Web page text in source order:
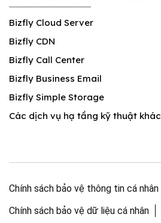
Bizfly Cloud Server
Bizfly CDN
Bizfly Call Center
Bizfly Business Email
Bizfly Simple Storage
Các dịch vụ hạ tầng kỹ thuật khác
Chính sách bảo vệ thông tin cá nhân
Chính sách bảo vệ dữ liệu cá nhân